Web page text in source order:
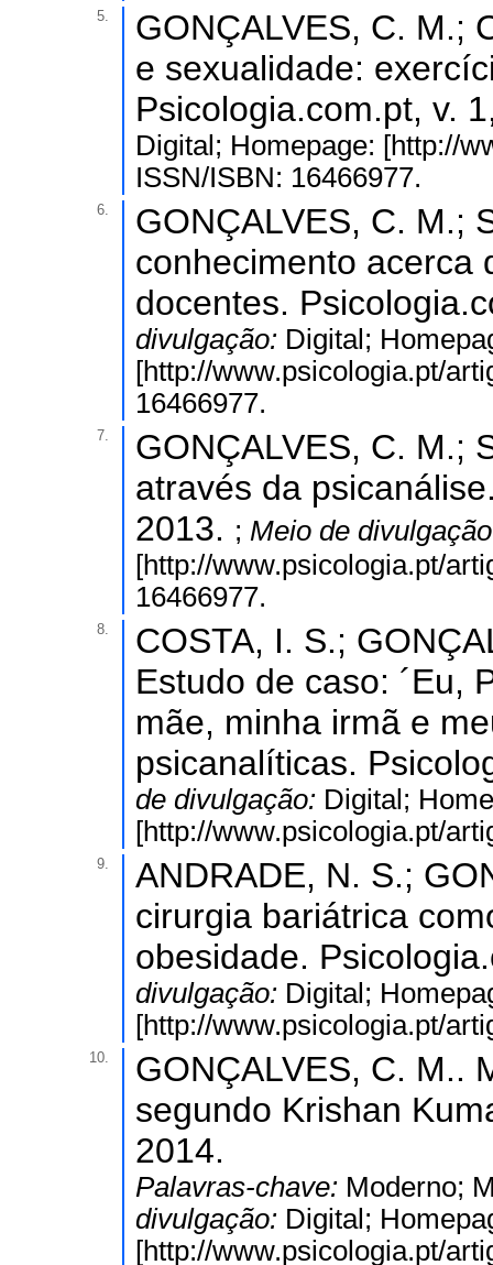
5.
GONÇALVES, C. M.;
e sexualidade:
Psicologia.com.pt, v.
Digital; Homepage: [http://
ISSN/ISBN: 16466977.
6.
GONÇALVES, C. M.;
conhecimento acerca
docentes.
divulgação: Digital;
[http://www.psicologia.pt/
16466977.
7.
GONÇALVES, C. M.;
através da
2013. ; Meio de
[http://www.psicologia.pt/
16466977.
8.
COSTA, I. S.;
Estudo de caso: ´Eu,
mãe, minha irmã e
psicanalíticas.
de divulgação: Digital;
[http://www.psicologia.pt/
9.
ANDRADE, N. S.;
cirurgia bariátrica
obesidade.
divulgação: Digital;
[http://www.psicologia.pt/
10.
GONÇALVES, C. M..
segundo Krishan
2014.
Palavras-chave: Moderno;
divulgação: Digital;
[http://www.psicologia.pt/